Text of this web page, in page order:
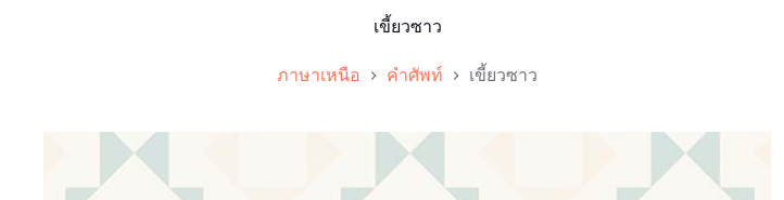
เขี้ยวซาว
ภาษาเหนือ คำศัพท์ เขี้ยวซาว